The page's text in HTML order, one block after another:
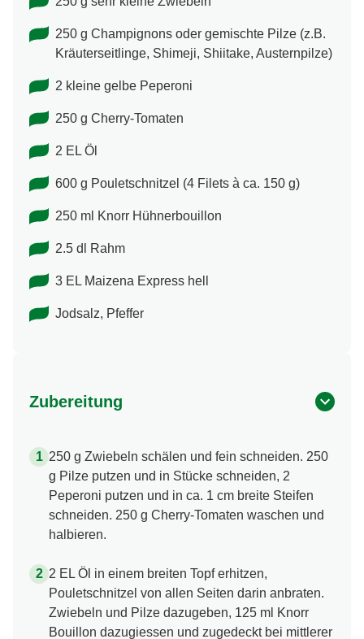
250 g Champignons oder gemischte Pilze (z.B.
Kräuterseitlinge, Shimeji, Shiitake, Austernpilze)
2 kleine gelbe Peperoni
250 g Cherry-Tomaten
2 EL Öl
600 g Pouletschnitzel (4 Filets à ca. 150 g)
250 ml Knorr Hühnerbouillon
2.5 dl Rahm
3 EL Maizena Express hell
Jodsalz, Pfeffer
Zubereitung
250 g Zwiebeln schälen und fein schneiden. 250
g Pilze putzen und in Stücke schneiden, 2
Peperoni putzen und in ca. 1 cm breite Steifen
schneiden. 250 g Cherry-Tomaten waschen und
halbieren.
2 EL Öl in einem breiten Topf erhitzen,
Pouletschnitzel von allen Seiten darin anbraten.
Zwiebeln und Pilze dazugeben, 125 ml Knorr
Bouillon dazugiessen und zugedeckt bei mittlerer